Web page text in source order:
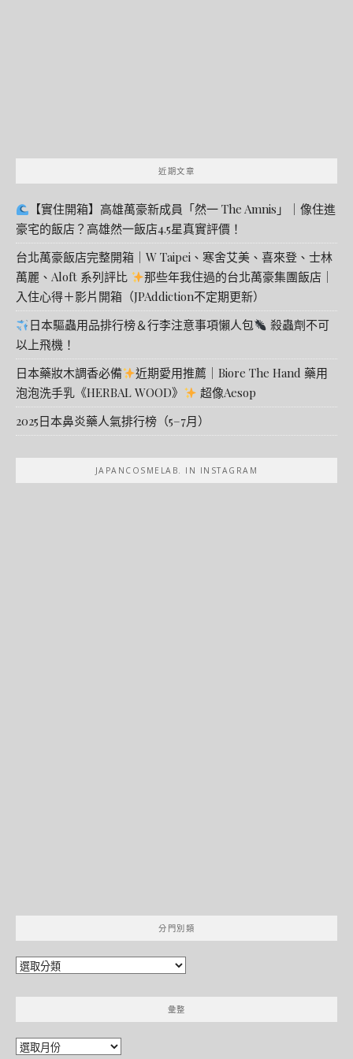
近期文章
【實住開箱】高雄萬豪新成員「然一 The Amnis」｜像住進
豪宅的飯店？高雄然一飯店4.5星真實評價！
台北萬豪飯店完整開箱｜W Taipei、寒舍艾美、喜來登、士林
萬麗、Aloft 系列評比
那些年我住過的台北萬豪集團飯店｜
入住心得＋影片開箱（JPAddiction不定期更新）
日本驅蟲用品排行榜＆行李注意事項懶人包
殺蟲劑不可
以上飛機！
日本藥妝木調香必備
近期愛用推薦｜Biore The Hand 藥用
泡泡洗手乳《HERBAL WOOD》
超像Aesop
2025日本鼻炎藥人氣排行榜（5–7月）
JAPANCOSMELAB. IN INSTAGRAM
分門別類
分
別
彙整
彙